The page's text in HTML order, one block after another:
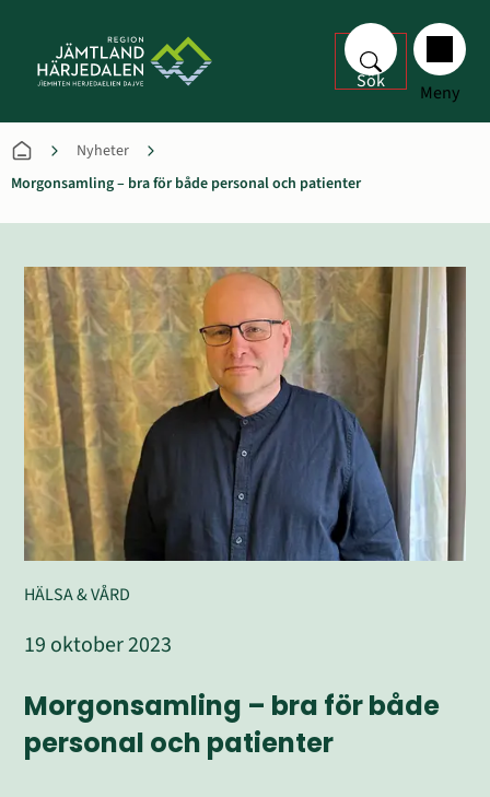
Sök Meny
Nyheter
Morgonsamling – bra för både personal och patienter
Morgonsamling – bra för både
personal och patienter
19 oktober 2023
HÄLSA & VÅRD